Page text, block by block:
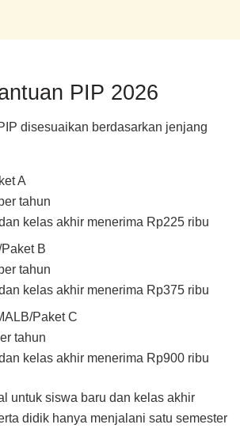
PIP 2026
disesuaikan berdasarkan jenjang
A
tahun
kelas akhir menerima Rp225 ribu
B
tahun
kelas akhir menerima Rp375 ribu
Paket C
tahun
kelas akhir menerima Rp900 ribu
untuk siswa baru dan kelas akhir
didik hanya menjalani satu semester